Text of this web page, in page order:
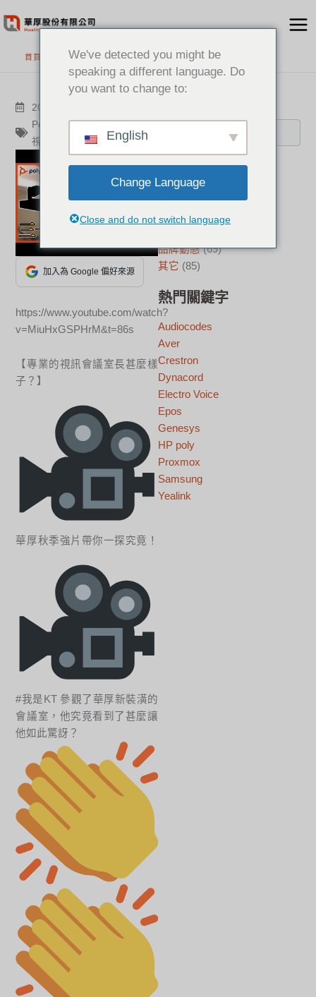
至
首頁 最新消息
2020-10-08
Poly
Hualiteq,Promotion,
視訊設備
雲端視訊
加入為 Google 偏好來源
https://www.youtube.com/watch?
v=MiuHxGSPHrM&t=86s
【專業的視訊會議室長甚麼樣
子？】
華厚秋季強片帶你一探究竟！
#我是KT 參觀了華厚新裝潢的
會議室，他究竟看到了甚麼讓
他如此驚訝？
搜尋
分類
新聞中心(21)
成功案例
品牌動態(69)
其它 (85)
熱門關鍵字
Audiocodes
Aver
Crestron
Dynacord
Electro Voice
Epos
Genesys
HP poly
Proxmox
Samsung
Yealink
We've detected you might be
speaking a different language. Do
you want to change to:
English
Change Language
Close and do not switch language